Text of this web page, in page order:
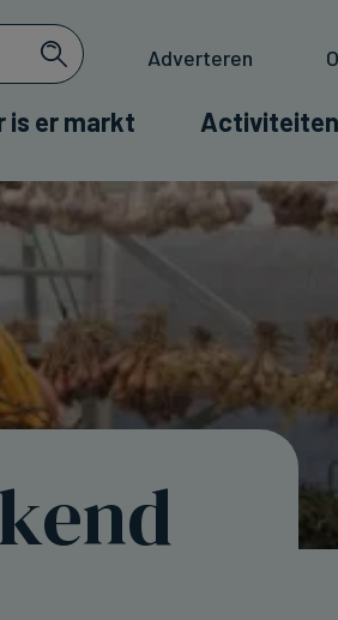
Adverteren
is er markt